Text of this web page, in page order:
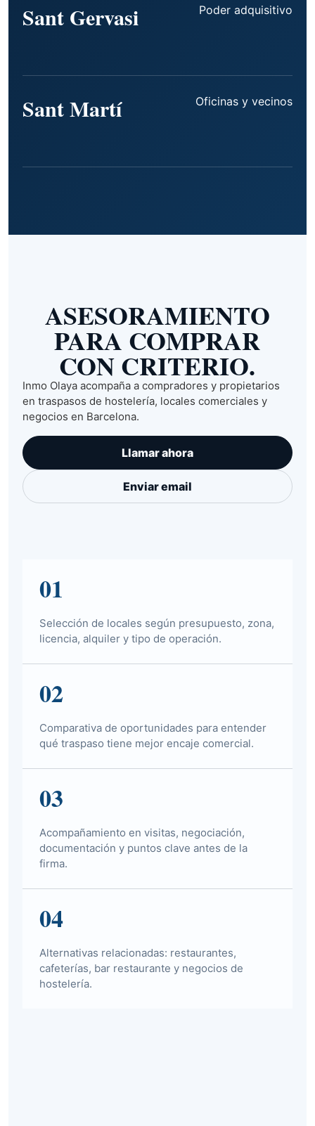
Sant Gervasi Poder adquisitivo
Sant Martí Oficinas y vecinos
ASESORAMIENTO
PARA COMPRAR
CON CRITERIO.
Inmo Olaya acompaña a compradores y propietarios
en traspasos de hostelería, locales comerciales y
negocios en Barcelona.
Llamar ahora
Enviar email
01
Selección de locales según presupuesto, zona,
licencia, alquiler y tipo de operación.
02
Comparativa de oportunidades para entender
qué traspaso tiene mejor encaje comercial.
03
Acompañamiento en visitas, negociación,
documentación y puntos clave antes de la
firma.
04
Alternativas relacionadas: restaurantes,
cafeterías, bar restaurante y negocios de
hostelería.